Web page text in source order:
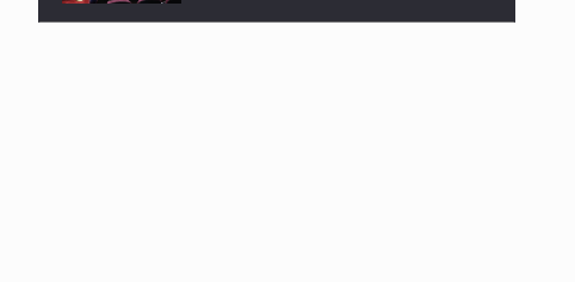
México ante el tablero global